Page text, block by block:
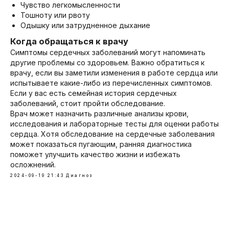
Чувство легкомысленности
Тошноту или рвоту
Одышку или затрудненное дыхание
Когда обращаться к врачу
Симптомы сердечных заболеваний могут напоминать
другие проблемы со здоровьем. Важно обратиться к
врачу, если вы заметили изменения в работе сердца или
испытываете какие-либо из перечисленных симптомов.
Если у вас есть семейная история сердечных
заболеваний, стоит пройти обследование.
Врач может назначить различные анализы крови,
исследования и лабораторные тесты для оценки работы
сердца. Хотя обследование на сердечные заболевания
может показаться пугающим, ранняя диагностика
поможет улучшить качество жизни и избежать
осложнений.
2024-09-19 21:43 Диагноз